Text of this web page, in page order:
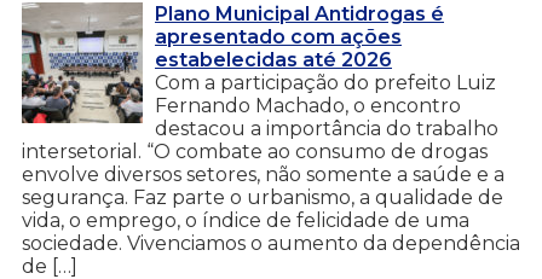
Plano Municipal Antidrogas é
apresentado com ações
estabelecidas até 2026
Com a participação do prefeito Luiz
Fernando Machado, o encontro
destacou a importância do trabalho
intersetorial. “O combate ao consumo de drogas
envolve diversos setores, não somente a saúde e a
segurança. Faz parte o urbanismo, a qualidade de
vida, o emprego, o índice de felicidade de uma
sociedade. Vivenciamos o aumento da dependência
de […]